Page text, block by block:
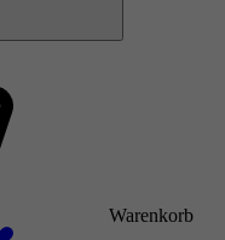
Warenkorb